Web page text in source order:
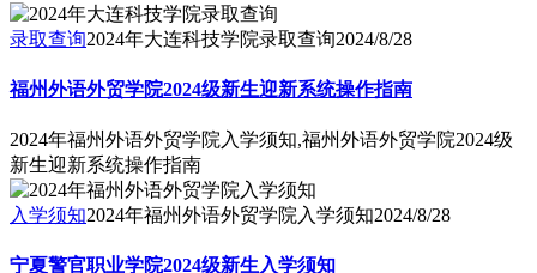
录取查询2024年大连科技学院录取查询2024/8/28
福州外语外贸学院2024级新生迎新系统操作指南
2024年福州外语外贸学院入学须知,福州外语外贸学院2024级
新生迎新系统操作指南
入学须知2024年福州外语外贸学院入学须知2024/8/28
宁夏警官职业学院2024级新生入学须知